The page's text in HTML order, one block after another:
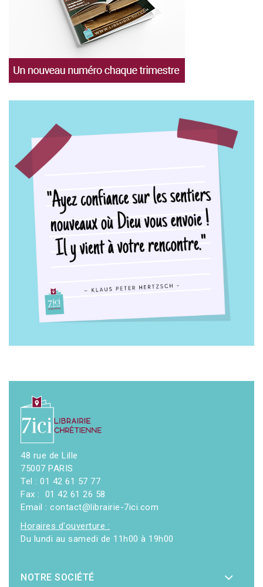
48 rue de Lille
75007 PARIS
Tel : 01 42 61 57 77
Fax : 01 42 61 26 58
Email : contact@librairie-7ici.com
Horaires d'ouverture :
Du lundi au samedi de 11h00 à 19h00
NOTRE SOCIÉTÉ